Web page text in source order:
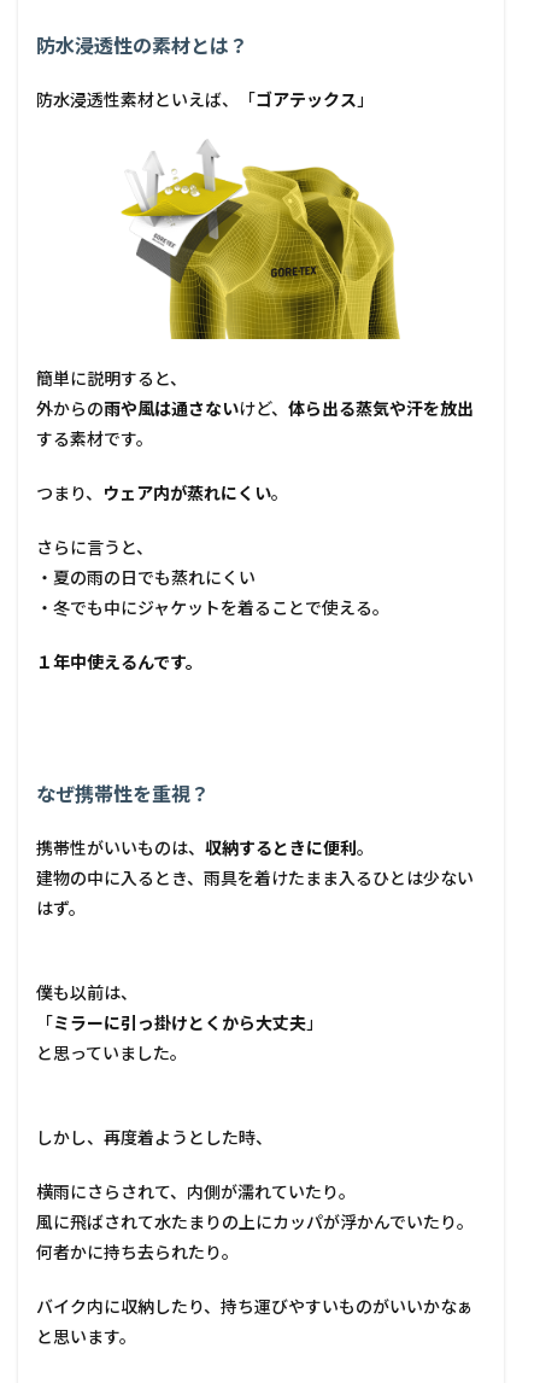
防水浸透性の素材とは？
防水浸透性素材といえば、「ゴアテックス 」
簡単に説明すると、
外からの雨や風は通さないけど、 体ら出る蒸気や汗を放出
する素材です。
つまり、 ウェア内が蒸れにくい。
さらに言うと、
・夏の雨の日でも蒸れにくい
・冬でも中にジャケットを着ることで使える。
１年中使えるんです。
なぜ携帯性を重視？
携帯性がいいものは、 収納するときに便利。
建物の中に入るとき、雨具を着けたまま入るひとは少ない
はず。
僕も以前は、
「ミラーに引っ掛けとくから大丈夫」
と思っていました。
しかし、再度着ようとした時、
横雨にさらされて、内側が濡れていたり。
風に飛ばされて水たまりの上にカッパが浮かんでいたり。
何者かに持ち去られたり。
バイク内に収納したり、持ち運びやすいものがいいかなぁ
と思います。